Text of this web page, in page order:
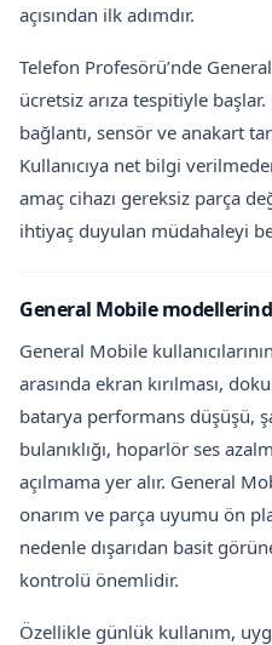
açısından ilk adımdır.
Telefon Profesörü’nde
ücretsiz arıza tespitiyle
bağlantı, sensör ve anakart
Kullanıcıya net bilgi
amaç cihazı gereksiz parça
ihtiyaç duyulan müdahaleyi
General Mobile
General Mobile
arasında ekran kırılması,
batarya performans düşüşü,
bulanıklığı, hoparlör ses
açılmama yer alır. General
onarım ve parça uyumu ön
nedenle dışarıdan basit
kontrolü önemlidir.
Özellikle günlük kullanım,